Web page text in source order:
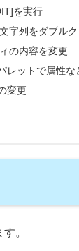
を実行
字列をダブルク
の内容を変更
レットで属性な
変更
。